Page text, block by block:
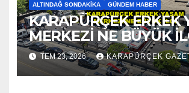
ALTINDAĞ SONDAKIKA GÜNDEM HABER
KARAPÜRÇEK ERKEK
MERKEZİ NE BÜYÜK
2026
TEM 23, 2026 KARAPÜRÇEK